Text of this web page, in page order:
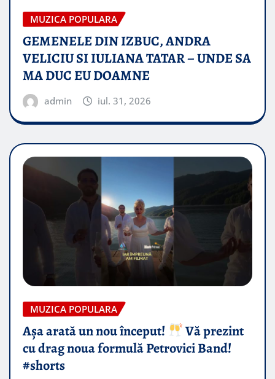
MUZICA POPULARA
GEMENELE DIN IZBUC, ANDRA
VELICIU SI IULIANA TATAR – UNDE SA
MA DUC EU DOAMNE
admin iul. 31, 2026
MUZICA POPULARA
Așa arată un nou început!
Vă prezint
cu drag noua formulă Petrovici Band!
#shorts